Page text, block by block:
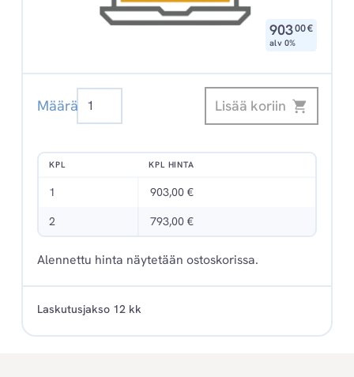
903,00€
alv 0%
Määrä Kauppakamari
Digikirjasto
Lisää koriin
KPL KPL HINTA
1 903,00 €
2 793,00 €
Alennettu hinta näytetään ostoskorissa.
Laskutusjakso 12 kk